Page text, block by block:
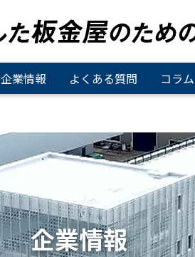
企業情報 よくある質問 コラム
企業情報